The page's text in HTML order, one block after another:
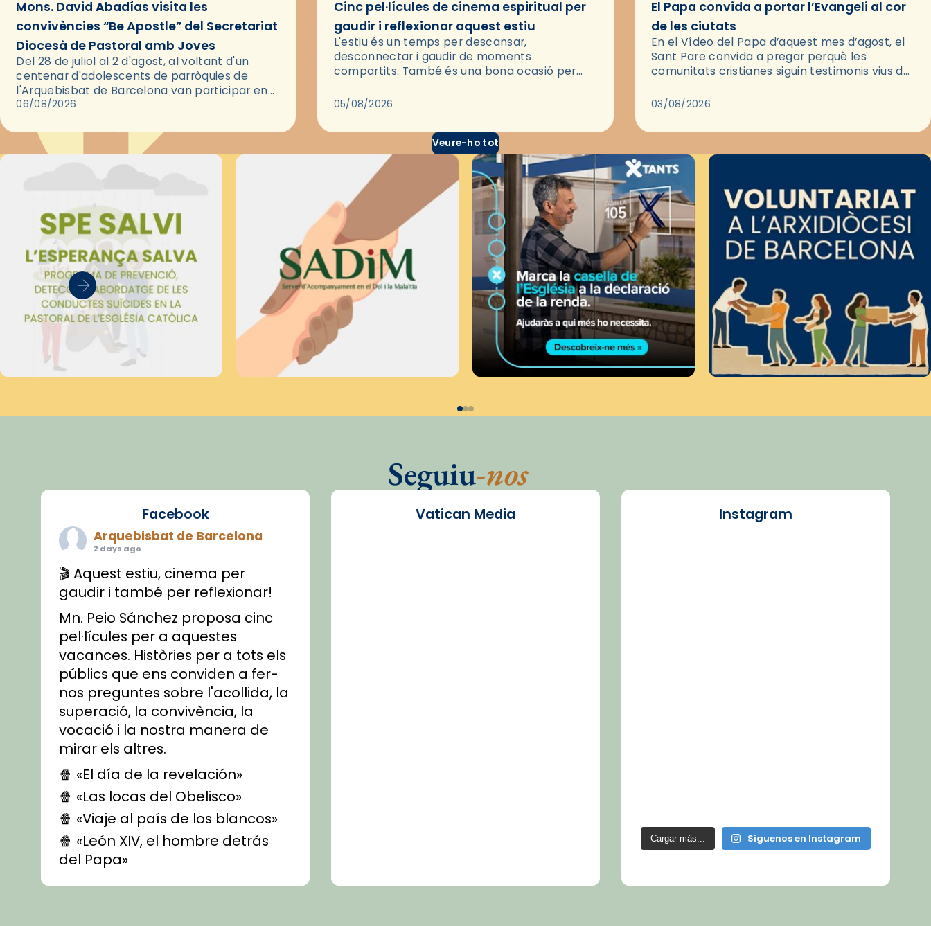
Mons. David Abadías visita les
convivències “Be Apostle” del Secretariat
Diocesà de Pastoral amb Joves
Del 28 de juliol al 2 d'agost, al voltant d'un
centenar d'adolescents de parròquies de
l'Arquebisbat de Barcelona van participar en
les convivències Be Apostle, organitzades pel
06/08/2026
Cinc pel·lícules de cinema espiritual per
gaudir i reflexionar aquest estiu
L'estiu és un temps per descansar,
desconnectar i gaudir de moments
compartits. També és una bona ocasió per
través del cinema, reflexionar sobre les…
05/08/2026
El Papa convida a portar l’Evangeli al cor
de les ciutats
En el Vídeo del Papa d’aquest mes d’agost, el
Sant Pare convida a pregar perquè les
comunitats cristianes siguin testimonis vius de
pregària, el…
03/08/2026
Veure-ho tot
Seguiu-nos
Facebook
Arquebisbat de Barcelona
2 days ago
🎬 Aquest estiu, cinema per
gaudir i també per reflexionar!
Mn. Peio Sánchez proposa cinc
pel·lícules per a aquestes
vacances. Històries per a tots els
públics que ens conviden a fer-
nos preguntes sobre l'acollida, la
superació, la convivència, la
vocació i la nostra manera de
mirar els altres.
🍿 «El día de la revelación»
🍿 «Las locas del Obelisco»
🍿 «Viaje al país de los blancos»
🍿 «León XIV, el hombre detrás
del Papa»
🍿 «Las ovejas detectives»
Vatican Media Instagram
Cargar más... Síguenos en Instagram